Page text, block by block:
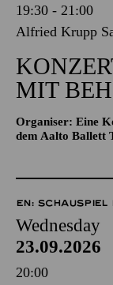
19:30 - 21:00
Alfried Krupp
MIT
Organiser: Eine
dem Aalto Ballett
EN: SCHAUSPIEL
Wednesday
23.09.2026
20:00